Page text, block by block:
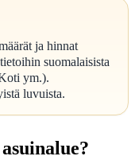
ja hinnat
suomalaisista
ym.).
luvuista.